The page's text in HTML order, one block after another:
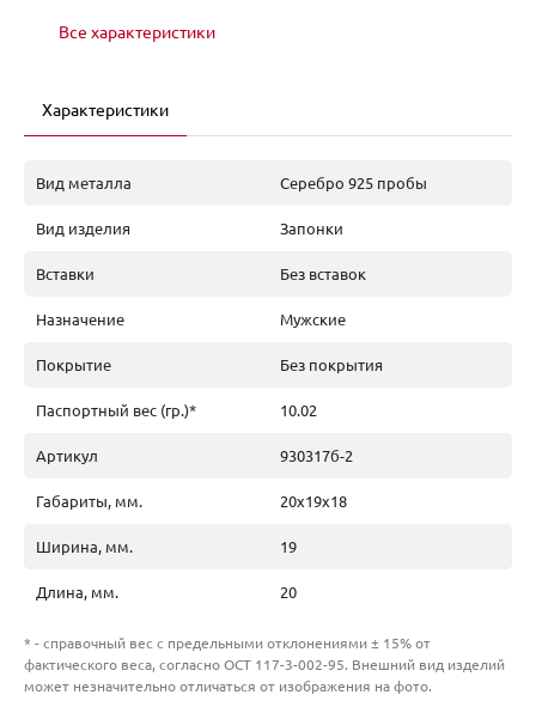
Все характеристики
Характеристики
Вид металла Серебро 925 пробы
Вид изделия Запонки
Вставки Без вставок
Назначение Мужские
Покрытие Без покрытия
Паспортный вес (гр.)* 10.02
Артикул 930317б-2
Габариты, мм. 20х19х18
Ширина, мм. 19
Длина, мм. 20
* - справочный вес с предельными отклонениями ± 15% от
фактического веса, согласно ОСТ 117-3-002-95. Внешний вид изделий
может незначительно отличаться от изображения на фото.